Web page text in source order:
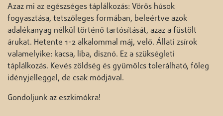
Azaz mi az egészséges táplálkozás: Vörös húsok
fogyasztása, tetszőleges formában, beleértve azok
adalékanyag nélkül történő tartósítását, azaz a füstölt
árukat. Hetente 1-2 alkalommal máj, velő. Állati zsírok
valamelyike: kacsa, liba, disznó. Ez a szükségleti
táplálkozás. Kevés zöldség és gyümölcs tolerálható, főleg
idényjelleggel, de csak módjával.
Gondoljunk az eszkimókra!